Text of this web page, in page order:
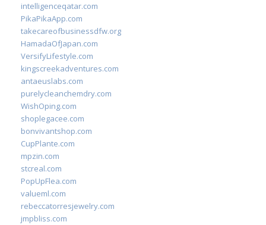
intelligenceqatar.com
PikaPikaApp.com
takecareofbusinessdfw.org
HamadaOfJapan.com
VersifyLifestyle.com
kingscreekadventures.com
antaeuslabs.com
purelycleanchemdry.com
WishOping.com
shoplegacee.com
bonvivantshop.com
CupPlante.com
mpzin.com
stcreal.com
PopUpFlea.com
valueml.com
rebeccatorresjewelry.com
jmpbliss.com